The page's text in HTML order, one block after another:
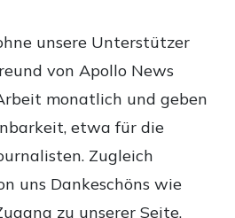
unsere Unterstützer
von Apollo News
monatlich und geben
etwa für die
Zugleich
uns Dankeschöns wie
zu unserer Seite.